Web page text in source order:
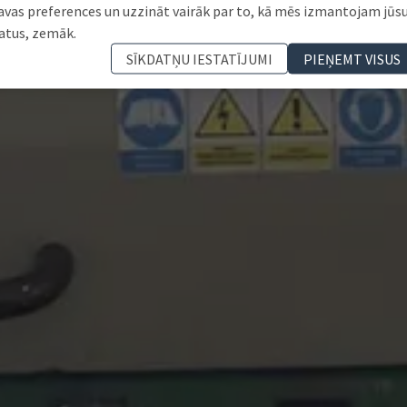
preferences un uzzināt vairāk par to, kā mēs izmantojam
zemāk.
SĪKDATŅU IESTATĪJUMI
PIEŅEMT VISUS